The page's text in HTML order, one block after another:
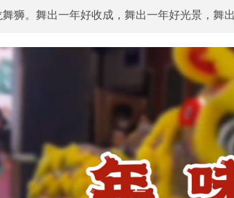
狮。舞出一年好收成，舞出一年好光景，舞